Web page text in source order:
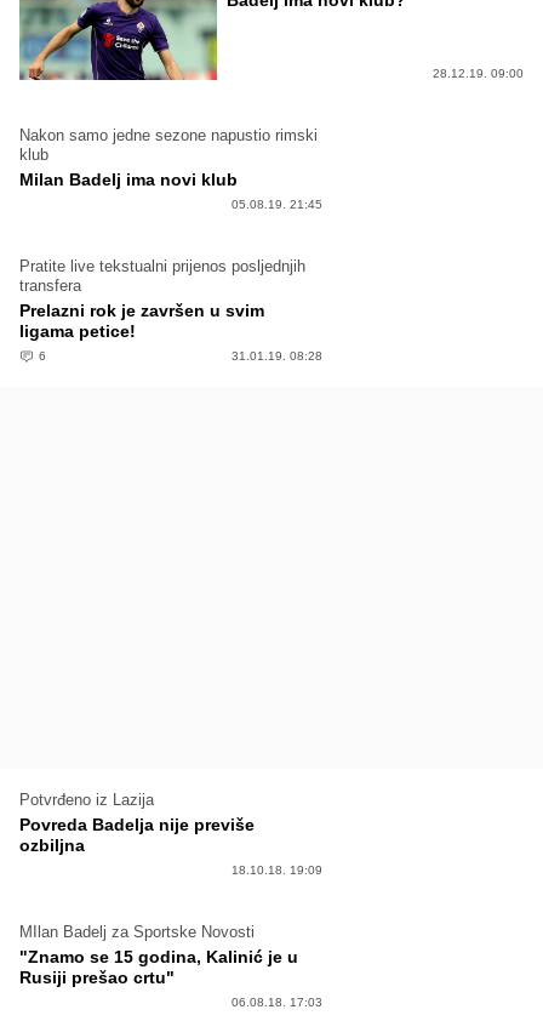
28.12.19. 09:00
Nakon samo jedne sezone napustio rimski
klub
Milan Badelj ima novi klub
05.08.19. 21:45
Pratite live tekstualni prijenos posljednjih
transfera
Prelazni rok je završen u svim
ligama petice!
6 31.01.19. 08:28
Potvrđeno iz Lazija
Povreda Badelja nije previše
ozbiljna
18.10.18. 19:09
MIlan Badelj za Sportske Novosti
"Znamo se 15 godina, Kalinić je u
Rusiji prešao crtu"
06.08.18. 17:03